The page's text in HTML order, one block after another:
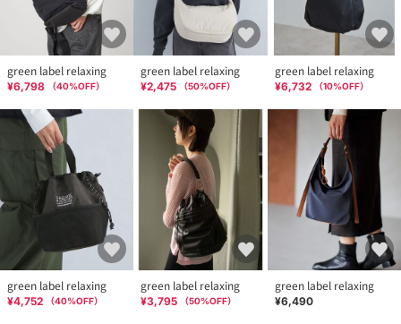
green label relaxing
¥6,798 （40%OFF）
green label relaxing
¥2,475 （50%OFF）
green label relaxing
¥6,732 （10%OFF）
green label relaxing
¥4,752 （40%OFF）
green label relaxing
¥3,795 （50%OFF）
green label relaxing
¥6,490